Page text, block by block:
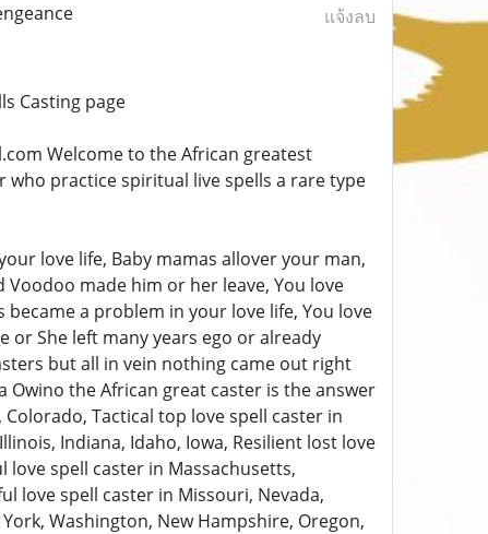
แจ้งลบ
Casting page
Welcome to the African greatest
practice spiritual live spells a rare type
love life, Baby mamas allover your man,
made him or her leave, You love
a problem in your love life, You love
She left many years ego or already
but all in vein nothing came out right
the African great caster is the answer
Colorado, Tactical top love spell caster in
Indiana, Idaho, Iowa, Resilient lost love
love spell caster in Massachusetts,
love spell caster in Missouri, Nevada,
Washington, New Hampshire, Oregon,